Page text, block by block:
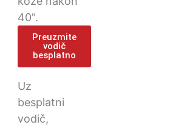
40".
Preuzmite
vodič
besplatno
Uz
besplatni
vodič,